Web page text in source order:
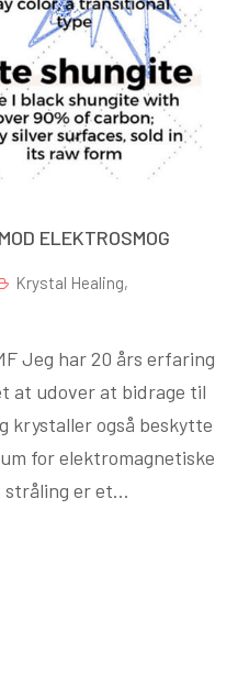
ELEKTROSMOG
Krystal Healing,
Jeg har 20 års erfaring
at udover at bidrage til
krystaller også beskytte
for elektromagnetiske
stråling er et…